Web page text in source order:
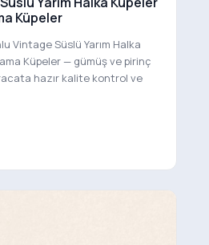
Küpeler
Vintage Süslü Yarım Halka
Küpeler — gümüş ve pirinç
hazır kalite kontrol ve